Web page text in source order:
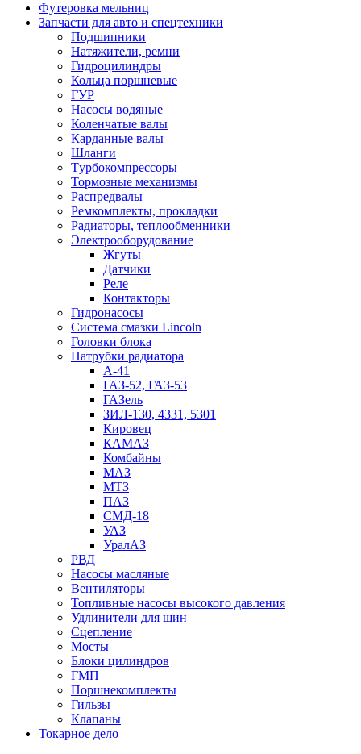
Футеровка мельниц
Запчасти для авто и спецтехники
Подшипники
Натяжители, ремни
Гидроцилиндры
Кольца поршневые
ГУР
Насосы водяные
Коленчатые валы
Карданные валы
Шланги
Tурбокомпрессоры
Тормозные механизмы
Распредвалы
Ремкомплекты, прокладки
Радиаторы, теплообменники
Электрооборудование
Жгуты
Датчики
Реле
Контакторы
Гидронасосы
Система смазки Lincoln
Головки блока
Патрубки радиатоpа
А-41
ГАЗ-52, ГАЗ-53
ГАЗель
ЗИЛ-130, 4331, 5301
Кировец
КАМАЗ
Комбайны
МАЗ
МTЗ
ПАЗ
СМД-18
УАЗ
УралАЗ
РВД
Насосы масляные
Вентиляторы
Топливные насосы высокого давления
Удлинители для шин
Сцепление
Мосты
Блоки цилиндров
ГМП
Поршнекомплекты
Гильзы
Клапаны
Токарное дело